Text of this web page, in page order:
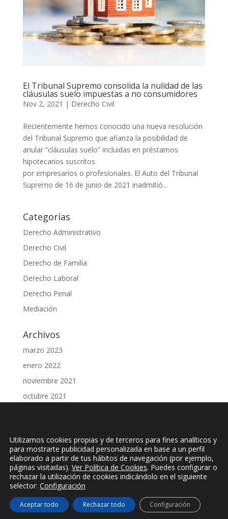
El Tribunal Supremo consolida la nulidad de las
cláusulas suelo impuestas a no consumidores
Nov 2, 2021 | Derecho Civil
Recientemente hemos conocido una nueva resolución
del Tribunal Supremo que afianza la posibilidad de
anular “cláusulas suelo” incluidas en préstamos
hipotecarios suscritos
por empresarios o profesionales. El Auto del Tribunal
Supremo de 16 de junio de 2021 inadmitió...
Categorías
Derecho Administrativo
Derecho Civil
Derecho de Familia
Derecho Laboral
Derecho Penal
Mediación
Archivos
marzo 2023
enero 2022
noviembre 2021
octubre 2021
abril 2021
marzo 2021
febrero 2021
Utilizamos cookies propias y de terceros para fines analíticos y
para mostrarte publicidad personalizada en base a un perfil
elaborado a partir de tus hábitos de navegación (por ejemplo,
páginas visitadas). Ver Política de Cookies. Puedes configurar o
rechazar la utilización de cookies indicándolo en el siguiente
selector: Configuración
Aceptar todo Rechazar todo Configuración